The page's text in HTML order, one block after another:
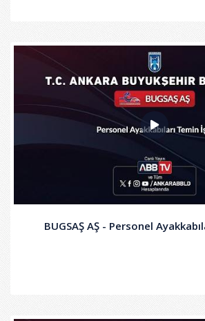
BUGSAŞ AŞ - Personel